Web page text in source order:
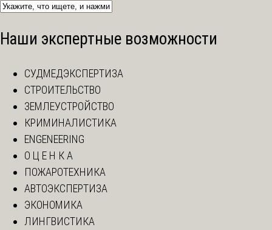
Наши экспертные возможности
СУДМЕДЭКСПЕРТИЗА
СТРОИТЕЛЬСТВО
ЗЕМЛЕУСТРОЙСТВО
КРИМИНАЛИСТИКА
ENGENEERING
О Ц Е Н К А
ПОЖАРОТЕХНИКА
АВТОЭКСПЕРТИЗА
ЭКОНОМИКА
ЛИНГВИСТИКА